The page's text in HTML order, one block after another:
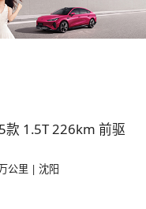
款 1.5T 226km 前驱
公里 | 沈阳